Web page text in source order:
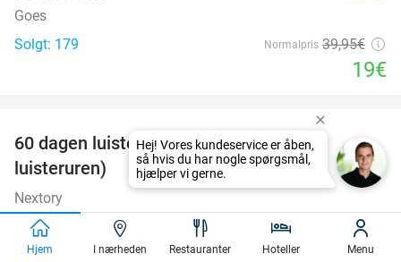
Goes
Solgt: 179
Normalpris 39,95€
19€
100%
60 dagen luisterboeken en e-books (20
luisteruren)
Nextory
Amsterdam
Solgt: 6.726
Normalpris 24€
Hjem I nærheden Restauranter Hoteller Menu